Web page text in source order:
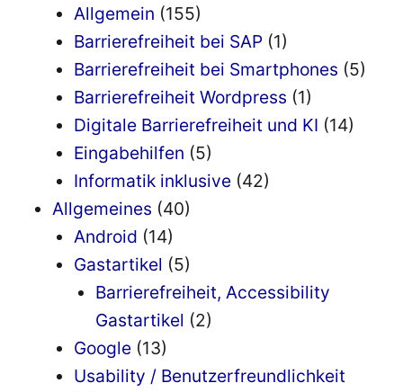
Allgemein (155)
Barrierefreiheit bei SAP (1)
Barrierefreiheit bei Smartphones (5)
Barrierefreiheit Wordpress (1)
Digitale Barrierefreiheit und KI (14)
Eingabehilfen (5)
Informatik inklusive (42)
Allgemeines (40)
Android (14)
Gastartikel (5)
Barrierefreiheit, Accessibility
Gastartikel (2)
Google (13)
Usability / Benutzerfreundlichkeit